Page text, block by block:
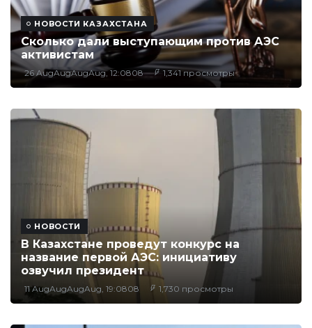
НОВОСТИ КАЗАХСТАНА
Сколько дали выступающим против АЭС
активистам
26 AugAugAugAug, 12:0808 1,341 просмотры
НОВОСТИ
В Казахстане проведут конкурс на
название первой АЭС: инициативу
озвучил президент
11 AugAugAugAug, 19:0808 1,730 просмотры